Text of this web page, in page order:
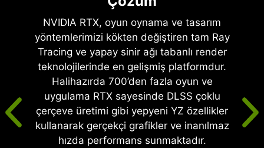
NVIDIA RTX, oyun oynama ve tasarım
yöntemlerimizi kökten değiştiren tam Ray
Tracing ve yapay sinir ağı tabanlı render
teknolojilerinde en gelişmiş platformdur.
Halihazırda 700’den fazla oyun ve
uygulama RTX sayesinde DLSS çoklu
çerçeve üretimi gibi yepyeni YZ özellikler
kullanarak gerçekçi grafikler ve inanılmaz
hızda performans sunmaktadır.